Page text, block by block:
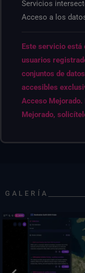
Servicios
Acceso a los
Este servicio está
usuarios
conjuntos de
accesibles
Acceso
Mejorado,
GALERÍA